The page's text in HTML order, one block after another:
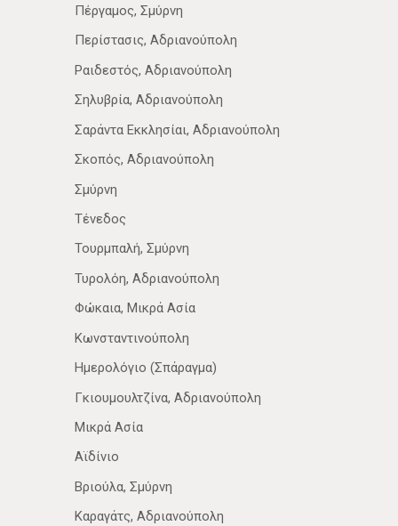
Πέργαμος, Σμύρνη
Περίστασις, Αδριανούπολη
Ραιδεστός, Αδριανούπολη
Σηλυβρία, Αδριανούπολη
Σαράντα Εκκλησίαι, Αδριανούπολη
Σκοπός, Αδριανούπολη
Σμύρνη
Τένεδος
Τουρμπαλή, Σμύρνη
Τυρολόη, Αδριανούπολη
Φώκαια, Μικρά Ασία
Κωνσταντινούπολη
Ημερολόγιο (Σπάραγμα)
Γκιουμουλτζίνα, Αδριανούπολη
Μικρά Ασία
Αϊδίνιο
Βριούλα, Σμύρνη
Καραγάτς, Αδριανούπολη